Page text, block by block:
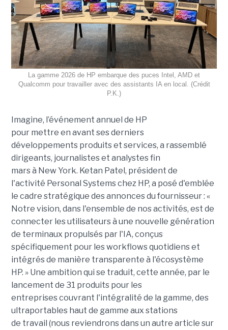
La gamme 2026 de HP embarque des puces Intel, AMD et
Qualcomm pour travailler avec des assistants IA en local. (Crédit
P.K.)
Imagine, l’événement annuel de HP
pour mettre en avant ses derniers
développements produits et services, a rassemblé
dirigeants, journalistes et analystes fin
mars à New York. Ketan Patel, président de
l'activité Personal Systems chez HP, a posé d'emblée
le cadre stratégique des annonces du fournisseur : «
Notre vision, dans l'ensemble de nos activités, est de
connecter les utilisateurs à une nouvelle génération
de terminaux propulsés par l'IA, conçus
spécifiquement pour les workflows quotidiens et
intégrés de manière transparente à l'écosystème
HP. » Une ambition qui se traduit, cette année, par le
lancement de 31 produits pour les
entreprises couvrant l'intégralité de la gamme, des
ultraportables haut de gamme aux stations
de travail (nous reviendrons dans un autre article sur